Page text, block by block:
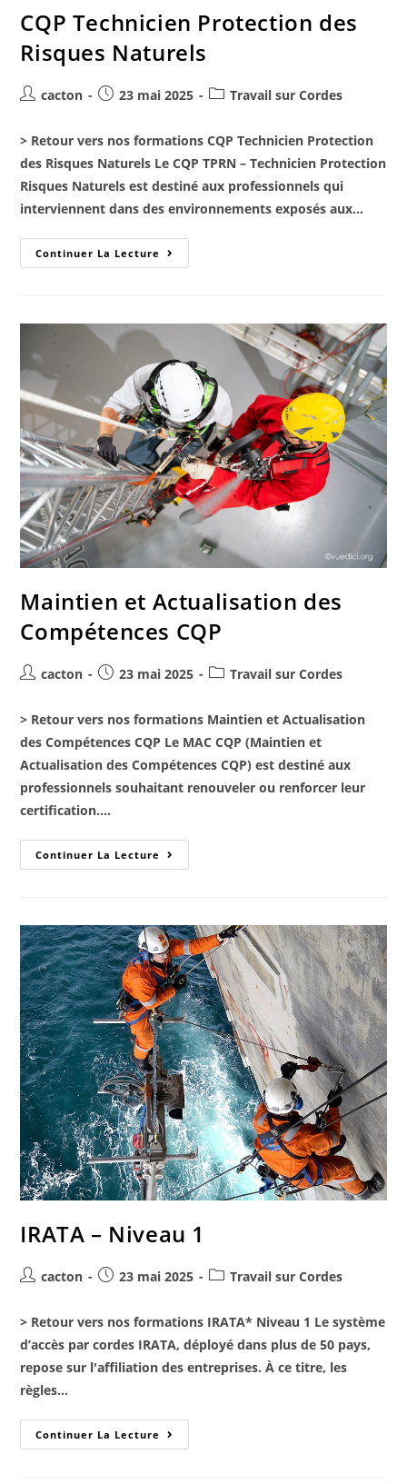
CQP Technicien Protection des
Risques Naturels
cacton 23 mai 2025 Travail sur Cordes
> Retour vers nos formations CQP Technicien Protection
des Risques Naturels Le CQP TPRN – Technicien Protection
Risques Naturels est destiné aux professionnels qui
interviennent dans des environnements exposés aux…
Continuer La Lecture
Maintien et Actualisation des
Compétences CQP
cacton 23 mai 2025 Travail sur Cordes
> Retour vers nos formations Maintien et Actualisation
des Compétences CQP Le MAC CQP (Maintien et
Actualisation des Compétences CQP) est destiné aux
professionnels souhaitant renouveler ou renforcer leur
certification.…
Continuer La Lecture
IRATA – Niveau 1
cacton 23 mai 2025 Travail sur Cordes
> Retour vers nos formations IRATA* Niveau 1 Le système
d’accès par cordes IRATA, déployé dans plus de 50 pays,
repose sur l'affiliation des entreprises. À ce titre, les
règles…
Continuer La Lecture
Consentements
Nous respectons
Nous utilisons des cookies pour faciliter l'utilisation du site, améliorer